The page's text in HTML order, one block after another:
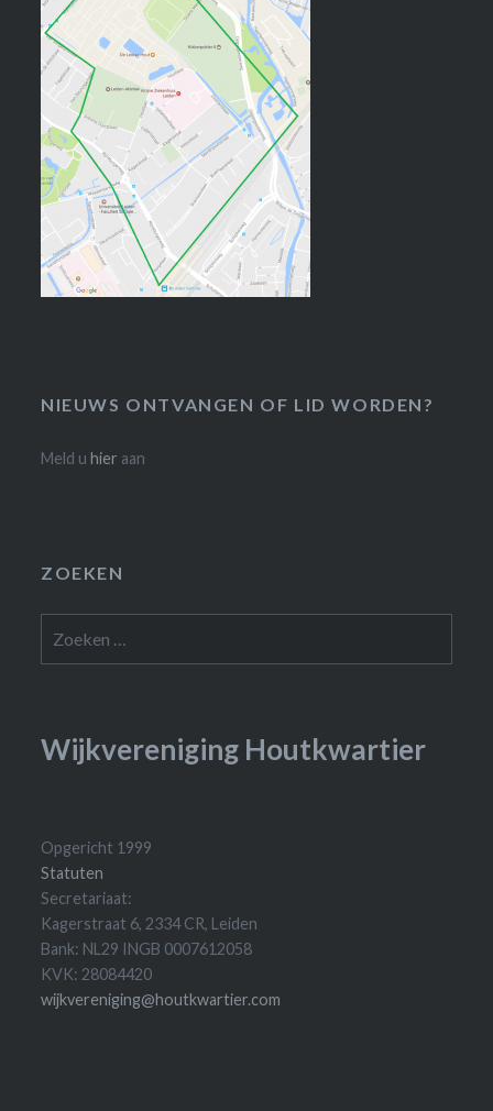
NIEUWS ONTVANGEN OF LID WORDEN?
Meld uhier aan
ZOEKEN
naar:
Wijkvereniging Houtkwartier
Opgericht 1999
Statuten
Secretariaat:
Kagerstraat 6, 2334 CR, Leiden
Bank: NL29 INGB 0007612058
KVK: 28084420
wijkvereniging@houtkwartier.com